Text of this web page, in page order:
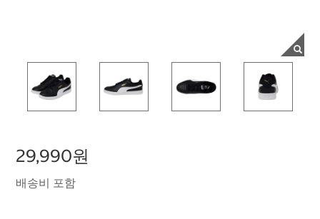
29,990원
배송비 포함